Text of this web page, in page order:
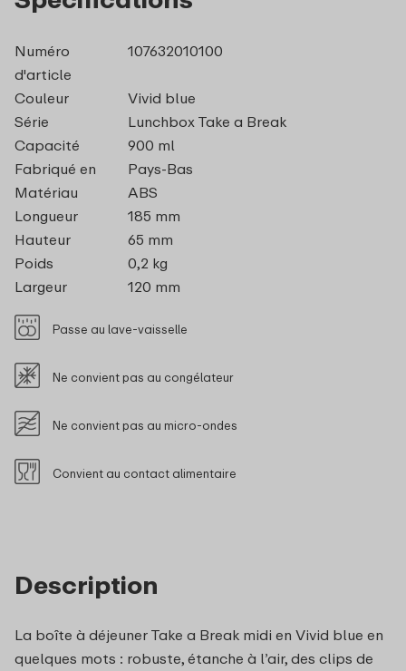
Description
La boîte à déjeuner Take a Break midi en Vivid blue en
quelques mots : robuste, étanche à l’air, des clips de
Numéro
d'article
107632010100
Couleur
Vivid blue
Série
Lunchbox Take a Break
Capacité
900 ml
Fabriqué en
Pays-Bas
Matériau
ABS
Longueur
185 mm
Hauteur
65 mm
Poids
0,2 kg
Largeur
120 mm
Passe au lave-vaisselle
Ne convient pas au congélateur
Ne convient pas au micro-ondes
Convient au contact alimentaire